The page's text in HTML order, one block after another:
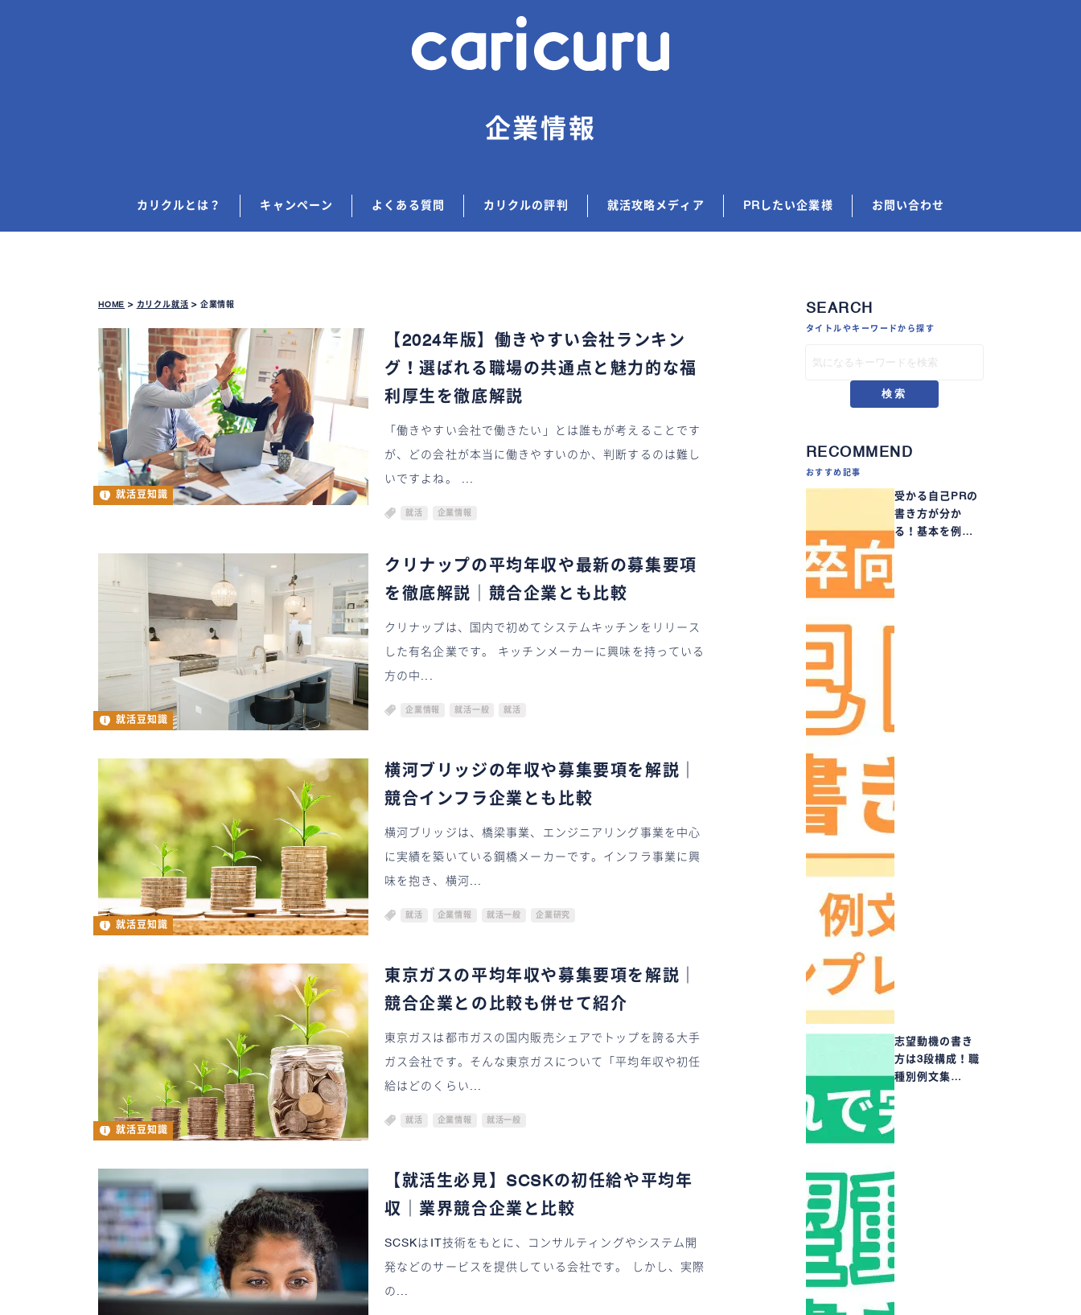
企業情報
カリクルとは？ キャンペーン よくある質問 カリクルの評判 就活攻略メディア PRしたい企業様 お問い合わせ
HOME > カリクル就活 > 企業情報
就活豆知識
【2024年版】働きやすい会社ランキン
グ！選ばれる職場の共通点と魅力的な福
利厚生を徹底解説
「働きやすい会社で働きたい」とは誰もが考えることです
が、どの会社が本当に働きやすいのか、判断するのは難し
いですよね。 ...
就活 企業情報
就活豆知識
クリナップの平均年収や最新の募集要項
を徹底解説｜競合企業とも比較
クリナップは、国内で初めてシステムキッチンをリリース
した有名企業です。 キッチンメーカーに興味を持っている
方の中...
企業情報 就活一般 就活
就活豆知識
横河ブリッジの年収や募集要項を解説｜
競合インフラ企業とも比較
横河ブリッジは、橋梁事業、エンジニアリング事業を中心
に実績を築いている鋼橋メーカーです。インフラ事業に興
味を抱き、横河...
就活 企業情報 就活一般 企業研究
就活豆知識
東京ガスの平均年収や募集要項を解説｜
競合企業との比較も併せて紹介
東京ガスは都市ガスの国内販売シェアでトップを誇る大手
ガス会社です。そんな東京ガスについて「平均年収や初任
給はどのくらい...
就活 企業情報 就活一般
【就活生必見】SCSKの初任給や平均年
収｜業界競合企業と比較
SCSKはIT技術をもとに、コンサルティングやシステム開
発などのサービスを提供している会社です。 しかし、実際
の...
SEARCH
タイトルやキーワードから探す
検索
RECOMMEND
おすすめ記事
受かる自己PRの
書き方が分か
る！基本を例…
志望動機の書き
方は3段構成！職
種別例文集…